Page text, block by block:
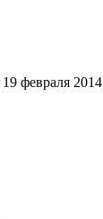
19 февраля 2014